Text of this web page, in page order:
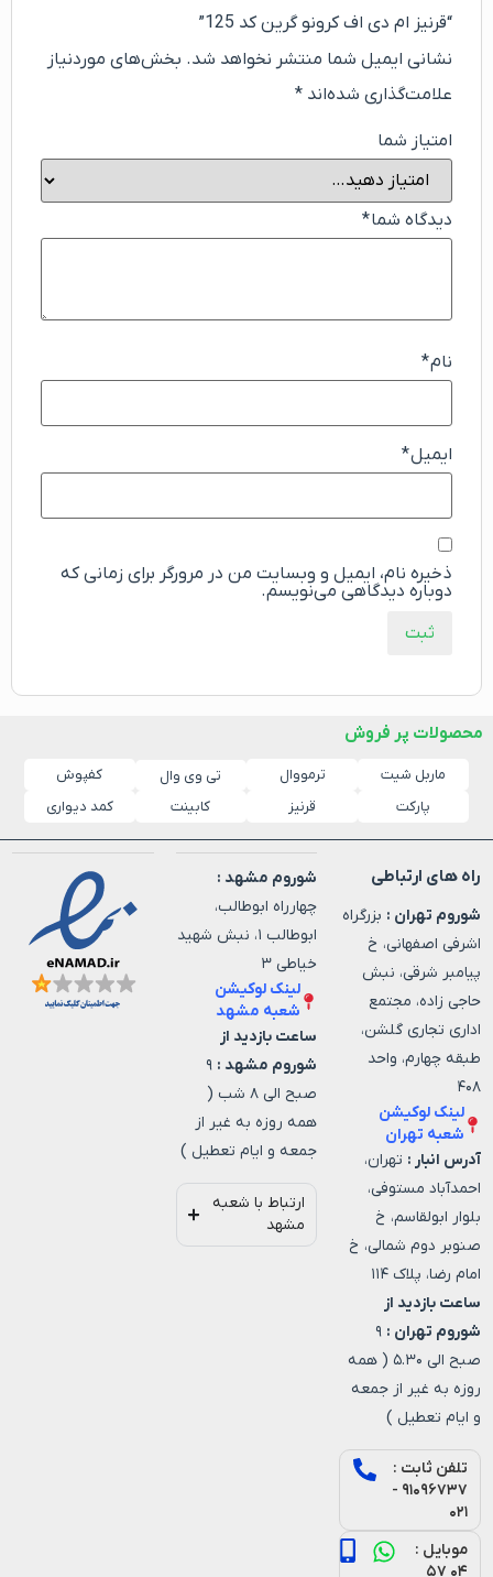
“قرنیز ام دی اف کرونو گرین کد 125”
نشانی ایمیل شما منتشر نخواهد شد. بخش‌های موردنیاز
علامت‌گذاری شده‌اند *
امتیاز شما
دیدگاه شما*
نام*
ایمیل*
ذخیره نام، ایمیل و وبسایت من در مرورگر برای زمانی که
دوباره دیدگاهی می‌نویسم.
محصولات پر فروش
ماربل شیت ترمووال تی وی وال
کفپوش
پارکت
قرنیز کابینت کمد دیواری
راه های ارتباطی
شوروم تهران : بزرگراه
اشرفی اصفهانی، خ
پیامبر شرقی، نبش
حاجی زاده، مجتمع
اداری تجاری گلشن،
طبقه چهارم، واحد
۴۰۸
لینک لوکیشن
شعبه تهران
آدرس انبار : تهران،
احمدآباد مستوفی،
بلوار ابولقاسم، خ
صنوبر دوم شمالی، خ
امام رضا، پلاک ۱۱۴
ساعت بازدید از
شوروم تهران : ۹
صبح الی ۵.۳۰ ( همه
روزه به غیر از جمعه
و ایام تعطیل )
تلفن ثابت :
۹۱۰۹۶۷۳۷ -
۰۲۱
موبایل :
۰۴ ۵۷
شوروم مشهد :
چهارراه ابوطالب،
ابوطالب ۱، نبش شهید
خیاطی ۳
لینک لوکیشن
شعبه مشهد
ساعت بازدید از
شوروم مشهد : ۹
صبح الی ۸ شب (
همه روزه به غیر از
جمعه و ایام تعطیل )
ارتباط با شعبه
مشهد